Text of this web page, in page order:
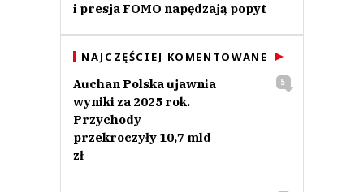
i presja FOMO napędzają popyt
NAJCZĘŚCIEJ KOMENTOWANE
Auchan Polska ujawnia
wyniki za 2025 rok.
Przychody
przekroczyły 10,7 mld
zł
5